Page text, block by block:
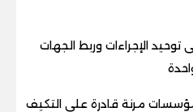
الإجراءات وربط الجهات
مرنة قادرة على التكيف